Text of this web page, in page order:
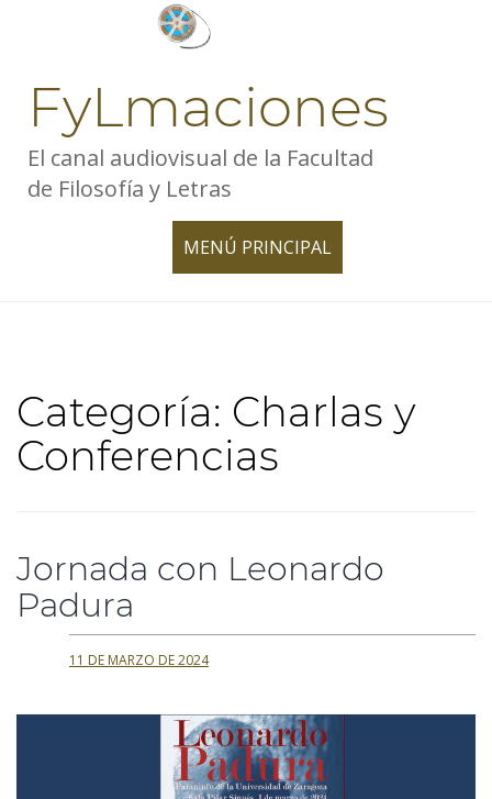
FyLmaciones
El canal audiovisual de la Facultad
de Filosofía y Letras
MENÚ PRINCIPAL
TOGGLE
Categoría: Charlas y
Conferencias
Jornada con Leonardo
Padura
11 DE MARZO DE 2024